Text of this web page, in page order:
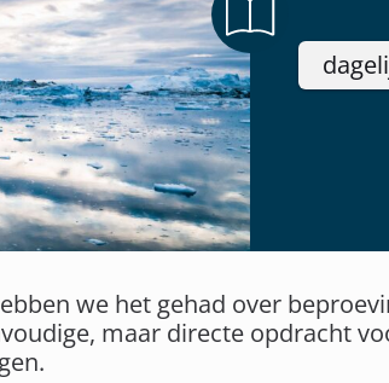
we het gehad over
maar directe opdracht